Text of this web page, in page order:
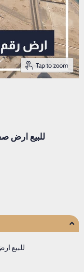
Tap to zoom
للبيع ارض
للبيع